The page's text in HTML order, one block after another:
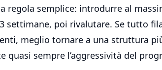
regola semplice: introdurre al
settimane, poi rivalutare. Se tutto
meglio tornare a una struttura
quasi sempre l’aggressività del